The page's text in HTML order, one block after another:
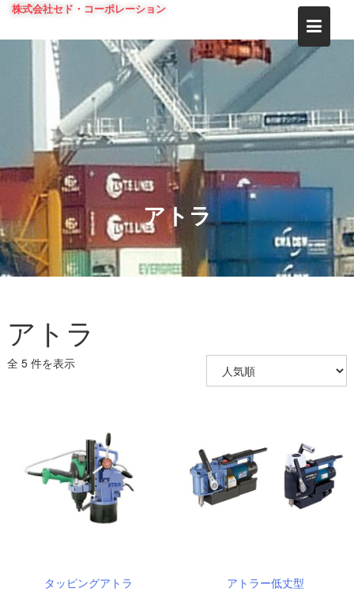
Skip
content
株式会社セド・コーポレーション
アトラ
アトラ
全 5 件を表示
タッピングアトラ アトラー低丈型